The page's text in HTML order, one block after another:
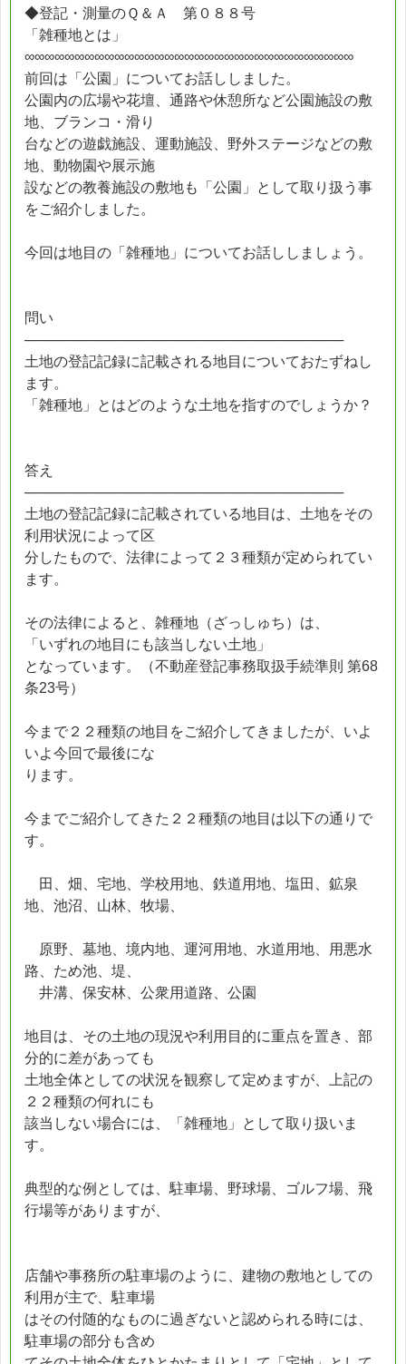
◆登記・測量のＱ＆Ａ 第０８８号
「雑種地とは」
∞∞∞∞∞∞∞∞∞∞∞∞∞∞∞∞∞∞∞∞∞∞∞∞∞∞∞∞∞∞∞∞∞
前回は「公園」についてお話ししました。
公園内の広場や花壇、通路や休憩所など公園施設の敷
地、ブランコ・滑り
台などの遊戯施設、運動施設、野外ステージなどの敷
地、動物園や展示施
設などの教養施設の敷地も「公園」として取り扱う事
をご紹介しました。
今回は地目の「雑種地」についてお話ししましょう。
問い
────────────────────────────────
土地の登記記録に記載される地目についておたずねし
ます。
「雑種地」とはどのような土地を指すのでしょうか？
答え
────────────────────────────────
土地の登記記録に記載されている地目は、土地をその
利用状況によって区
分したもので、法律によって２３種類が定められてい
ます。
その法律によると、雑種地（ざっしゅち）は、
「いずれの地目にも該当しない土地」
となっています。（不動産登記事務取扱手続準則 第68
条23号）
今まで２２種類の地目をご紹介してきましたが、いよ
いよ今回で最後にな
ります。
今までご紹介してきた２２種類の地目は以下の通りで
す。
田、畑、宅地、学校用地、鉄道用地、塩田、鉱泉
地、池沼、山林、牧場、
原野、墓地、境内地、運河用地、水道用地、用悪水
路、ため池、堤、
井溝、保安林、公衆用道路、公園
地目は、その土地の現況や利用目的に重点を置き、部
分的に差があっても
土地全体としての状況を観察して定めますが、上記の
２２種類の何れにも
該当しない場合には、「雑種地」として取り扱いま
す。
典型的な例としては、駐車場、野球場、ゴルフ場、飛
行場等がありますが、
店舗や事務所の駐車場のように、建物の敷地としての
利用が主で、駐車場
はその付随的なものに過ぎないと認められる時には、
駐車場の部分も含め